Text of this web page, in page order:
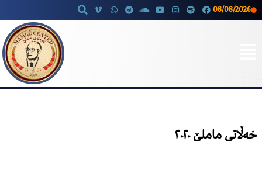
08/08/2026
خەڵاتی ماملێ ٢٠٢٠